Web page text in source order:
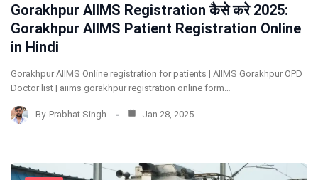
Gorakhpur AIIMS Registration कैसे करे 2025:
Gorakhpur AIIMS Patient Registration Online
in Hindi
Gorakhpur AIIMS Online registration for patients | AIIMS Gorakhpur OPD
Doctor list | aiims gorakhpur registration online form…
By Prabhat Singh Jan 28, 2025